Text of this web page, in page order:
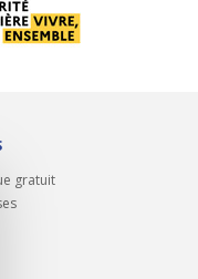
le bandeau des
gratuit